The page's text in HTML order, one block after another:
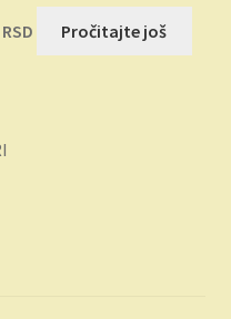
RSD Pročitajte još